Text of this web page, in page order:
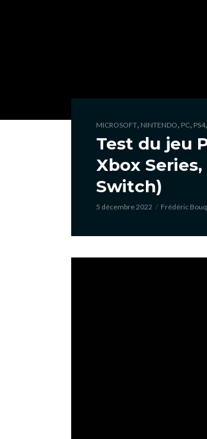
MICROSOFT, NINTENDO, PC, PS4,
Test du jeu
Xbox Series,
Switch)
5 décembre 2022 Frédéric